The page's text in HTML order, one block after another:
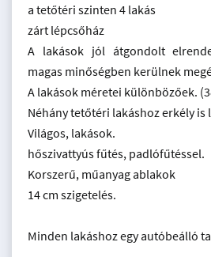
a tetőtéri szinten 4 lakás
zárt lépcsőház
A lakások jól átgondolt
magas minőségben kerülnek
A lakások méretei különbözőek.
Néhány tetőtéri lakáshoz erkély is
Világos, lakások.
hőszivattyús fűtés, padlófűtéssel.
Korszerű, műanyag ablakok
14 cm szigetelés.
Minden lakáshoz egy autóbeálló